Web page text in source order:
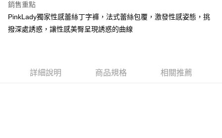
悠遊付
AFTEE先享後付
１．簡單：不需註冊會員、不需綁卡、不需儲值。
運送方式
銷售重點
PinkLady獨家性感蕾絲丁字褲，法式蕾絲包覆，激發性感姿態，挑
撥深處誘惑，讓性感美臀呈現誘惑的曲線
詳細說明 商品規格 相關推薦